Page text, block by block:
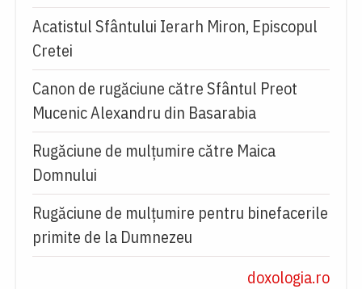
Acatistul Sfântului Ierarh Miron, Episcopul
Cretei
Canon de rugăciune către Sfântul Preot
Mucenic Alexandru din Basarabia
Rugăciune de mulţumire către Maica
Domnului
Rugăciune de mulțumire pentru binefacerile
primite de la Dumnezeu
doxologia.ro